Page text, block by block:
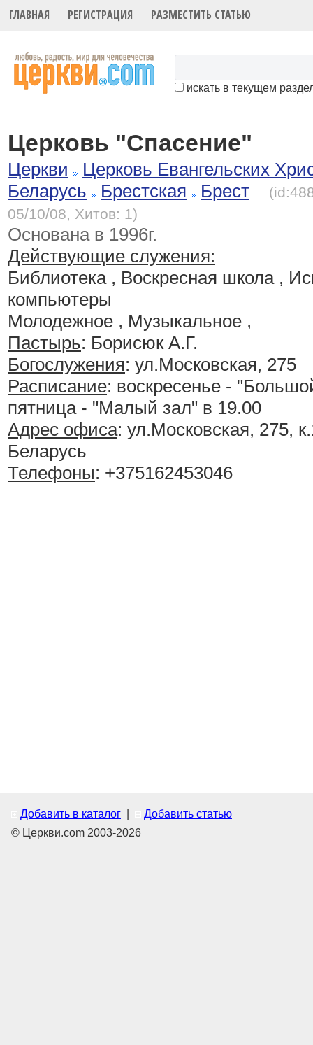
ГЛАВНАЯ РЕГИСТРАЦИЯ РАЗМЕСТИТЬ СТАТЬЮ
искать в текущем
Церковь "Спасение"
Церкви
Церковь Евангельских
Беларусь
Брестская Брест
05/10/08, Хитов: 1)
Основана в 1996г.
Действующие служения:
Библиотека , Воскресная школа ,
компьютеры
Молодежное , Музыкальное ,
Пастырь: Борисюк А.Г.
Богослужения: ул.Московская, 275
Расписание: воскресенье -
пятница - "Малый зал" в 19.00
Адрес офиса: ул.Московская, 275,
Беларусь
Телефоны: +375162453046
Добавить в каталог
Добавить статью
© Церкви.com 2003-2026